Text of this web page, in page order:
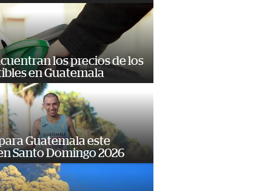
los precios de los
en Guatemala
Guatemala este
Santo Domingo 2026